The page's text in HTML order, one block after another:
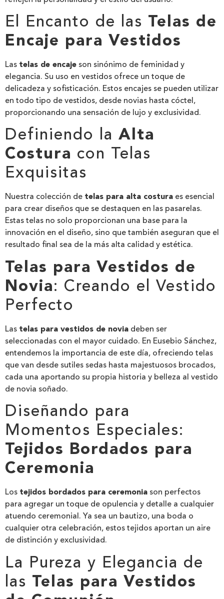
El Encanto de las Telas de
Encaje para Vestidos
Las telas de encaje son sinónimo de feminidad y
elegancia. Su uso en vestidos ofrece un toque de
delicadeza y sofisticación. Estos encajes se pueden utilizar
en todo tipo de vestidos, desde novias hasta cóctel,
proporcionando una sensación de lujo y exclusividad.
Definiendo la Alta
Costura con Telas
Exquisitas
Nuestra colección de telas para alta costura es esencial
para crear diseños que se destaquen en las pasarelas.
Estas telas no solo proporcionan una base para la
innovación en el diseño, sino que también aseguran que el
resultado final sea de la más alta calidad y estética.
Telas para Vestidos de
Novia: Creando el Vestido
Perfecto
Las telas para vestidos de novia deben ser
seleccionadas con el mayor cuidado. En Eusebio Sánchez,
entendemos la importancia de este día, ofreciendo telas
que van desde sutiles sedas hasta majestuosos brocados,
cada una aportando su propia historia y belleza al vestido
de novia soñado.
Diseñando para
Momentos Especiales:
Tejidos Bordados para
Ceremonia
Los tejidos bordados para ceremonia son perfectos
para agregar un toque de opulencia y detalle a cualquier
atuendo ceremonial. Ya sea un bautizo, una boda o
cualquier otra celebración, estos tejidos aportan un aire
de distinción y exclusividad.
La Pureza y Elegancia de
las Telas para Vestidos